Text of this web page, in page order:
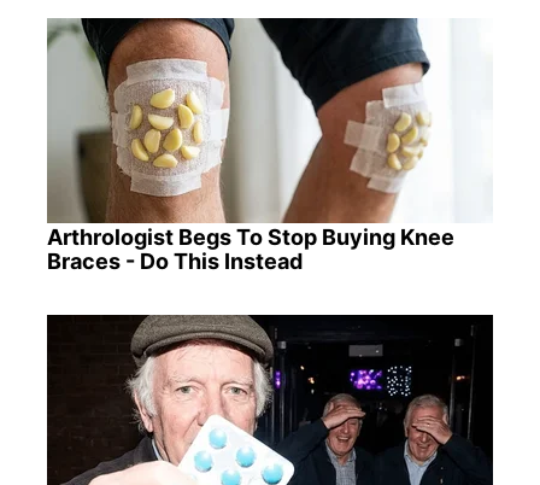
Arthrologist Begs To Stop Buying Knee
Braces - Do This Instead